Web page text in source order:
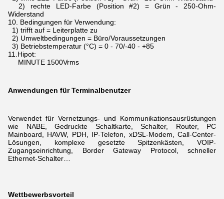
2) rechte LED-Farbe (Position #2) = Grün - 250-Ohm-
Widerstand
10. Bedingungen für Verwendung:
1) trifft auf = Leiterplatte zu
2) Umweltbedingungen = Büro/Voraussetzungen
3) Betriebstemperatur (°C) = 0 - 70/-40 - +85
11.Hipot:
MINUTE 1500Vrms
Anwendungen für Terminalbenutzer
Verwendet für Vernetzungs- und Kommunikationsausrüstungen
wie NABE, Gedruckte Schaltkarte, Schalter, Router, PC
Mainboard, HAVW, PDH, IP-Telefon, xDSL-Modem,
Call-Center-
Lösungen, komplexe gesetzte Spitzenkästen, VOIP-
Zugangseinrichtung, Border Gateway Protocol, schneller
Ethernet-Schalter…
Wettbewerbsvorteil